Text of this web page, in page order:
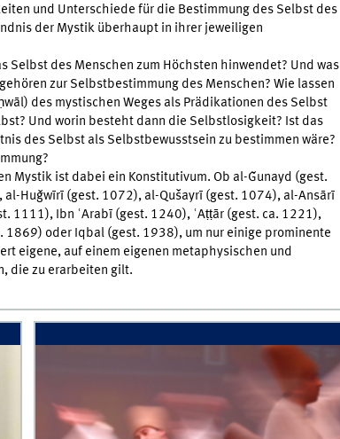
und Unterschiede für die Bestimmung des Selbst des
der Mystik überhaupt in ihrer jeweiligen
Selbst des Menschen zum Höchsten hinwendet? Und was
zur Selbstbestimmung des Menschen? Wie lassen
des mystischen Weges als Prädikationen des Selbst
Und worin besteht dann die Selbstlosigkeit? Ist das
des Selbst als Selbstbewusstsein zu bestimmen wäre?
Mystik ist dabei ein Konstitutivum. Ob al-Ǧunayd (gest.
Huǧwīrī (gest. 1072), al-Qušayrī (gest. 1074), al-Ansārī
1111), Ibn ʿArabī (gest. 1240), ʿAṭṭār (gest. ca. 1221),
oder Iqbal (gest. 1938), um nur einige prominente
eigene, auf einem eigenen metaphysischen und
die zu erarbeiten gilt.